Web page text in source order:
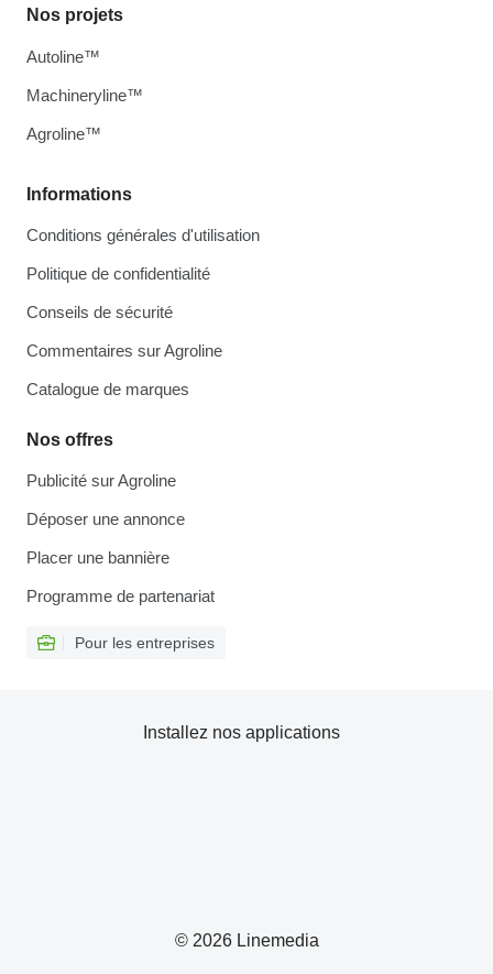
Informations
Conditions générales d'utilisation
Politique de confidentialité
Conseils de sécurité
Commentaires sur Agroline
Catalogue de marques
Nos offres
Publicité sur Agroline
Déposer une annonce
Placer une bannière
Programme de partenariat
Pour les entreprises
Nos projets
Autoline™
Machineryline™
Agroline™
© 2026 Linemedia
Installez nos applications